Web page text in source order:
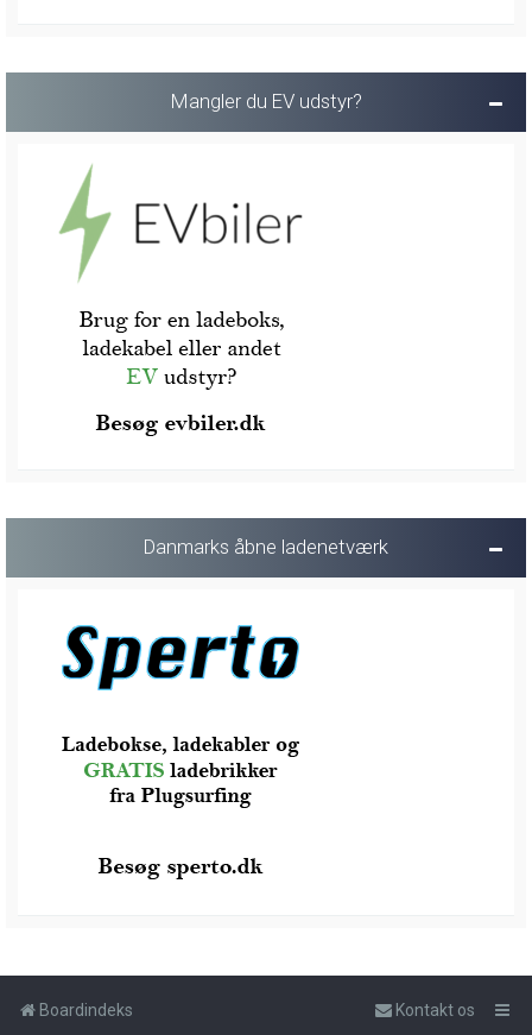
Mangler du EV udstyr?
Danmarks åbne ladenetværk
Boardindeks Kontakt os